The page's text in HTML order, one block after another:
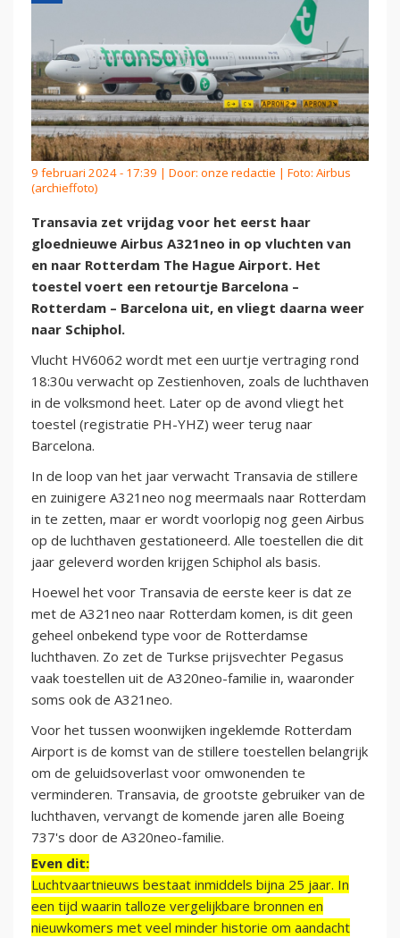
9 februari 2024 - 17:39 | Door: onze redactie | Foto: Airbus
(archieffoto)
Transavia zet vrijdag voor het eerst haar
gloednieuwe Airbus A321neo in op vluchten van
en naar Rotterdam The Hague Airport. Het
toestel voert een retourtje Barcelona –
Rotterdam – Barcelona uit, en vliegt daarna weer
naar Schiphol.
Vlucht HV6062 wordt met een uurtje vertraging rond
18:30u verwacht op Zestienhoven, zoals de luchthaven
in de volksmond heet. Later op de avond vliegt het
toestel (registratie PH-YHZ) weer terug naar
Barcelona.
In de loop van het jaar verwacht Transavia de stillere
en zuinigere A321neo nog meermaals naar Rotterdam
in te zetten, maar er wordt voorlopig nog geen Airbus
op de luchthaven gestationeerd. Alle toestellen die dit
jaar geleverd worden krijgen Schiphol als basis.
Hoewel het voor Transavia de eerste keer is dat ze
met de A321neo naar Rotterdam komen, is dit geen
geheel onbekend type voor de Rotterdamse
luchthaven. Zo zet de Turkse prijsvechter Pegasus
vaak toestellen uit de A320neo-familie in, waaronder
soms ook de A321neo.
Voor het tussen woonwijken ingeklemde Rotterdam
Airport is de komst van de stillere toestellen belangrijk
om de geluidsoverlast voor omwonenden te
verminderen. Transavia, de grootste gebruiker van de
luchthaven, vervangt de komende jaren alle Boeing
737's door de A320neo-familie.
Even dit:
Luchtvaartnieuws bestaat inmiddels bijna 25 jaar. In
een tijd waarin talloze vergelijkbare bronnen en
nieuwkomers met veel minder historie om aandacht